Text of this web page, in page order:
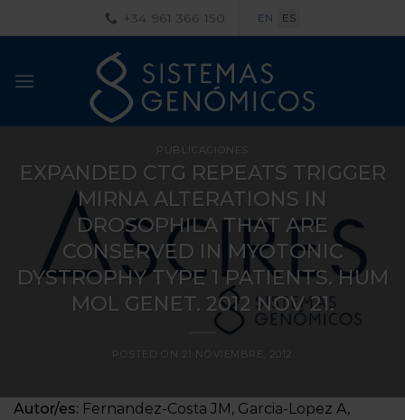
al
+34 961 366 150 EN ES
PUBLICACIONES
EXPANDED CTG REPEATS TRIGGER
MIRNA ALTERATIONS IN
DROSOPHILA THAT ARE
CONSERVED IN MYOTONIC
DYSTROPHY TYPE 1 PATIENTS. HUM
MOL GENET. 2012 NOV 21.
POSTED ON 21 NOVIEMBRE, 2012
Autor/es: Fernandez-Costa JM, Garcia-Lopez A,